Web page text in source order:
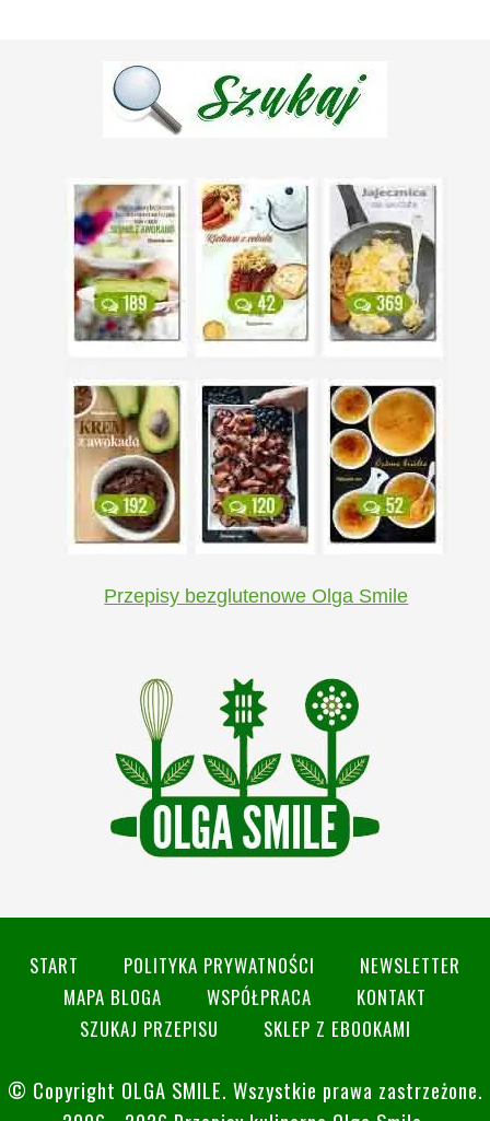
Przepisy bezglutenowe Olga Smile
START POLITYKA PRYWATNOŚCI
NEWSLETTER
MAPA BLOGA
WSPÓŁPRACA
KONTAKT
SZUKAJ PRZEPISU
SKLEP Z EBOOKAMI
© Copyright OLGA SMILE. Wszystkie prawa zastrzeżone.